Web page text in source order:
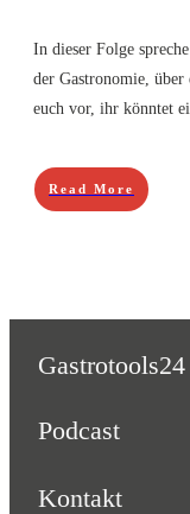
In dieser Folge
der Gastronomie,
euch vor, ihr könntet
Read More
Gastrotools24
Podcast
Kontakt